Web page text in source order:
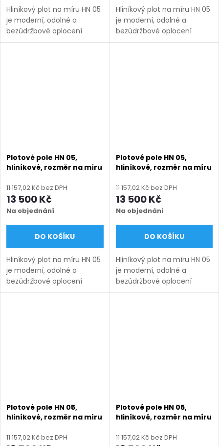
Hliníkový plot na míru HN 05
je moderní, odolné a
bezúdržbové oplocení
vhodné pro rodinné domy,
Hliníkový plot na míru HN 05
je moderní, odolné a
bezúdržbové oplocení
vhodné pro rodinné domy,
Plotové pole HN 05,
hliníkové, rozměr na míru
výška 800 - 2000 mm),
hnědá RAL 8014 matná
11 157,02 Kč bez DPH
13 500 Kč
Na objednání
DO KOŠÍKU
Hliníkový plot na míru HN 05
je moderní, odolné a
bezúdržbové oplocení
vhodné pro rodinné domy,
Plotové pole HN 05,
hliníkové, rozměr na míru
výška 800 - 2000 mm),
hnědá RAL 8019 matná
11 157,02 Kč bez DPH
13 500 Kč
Na objednání
DO KOŠÍKU
Hliníkový plot na míru HN 05
je moderní, odolné a
bezúdržbové oplocení
vhodné pro rodinné domy,
Plotové pole HN 05,
hliníkové, rozměr na míru
výška 800 - 2000 mm),
11 157,02 Kč bez DPH
Plotové pole HN 05,
hliníkové, rozměr na míru
výška 800 - 2000 mm),
11 157,02 Kč bez DPH